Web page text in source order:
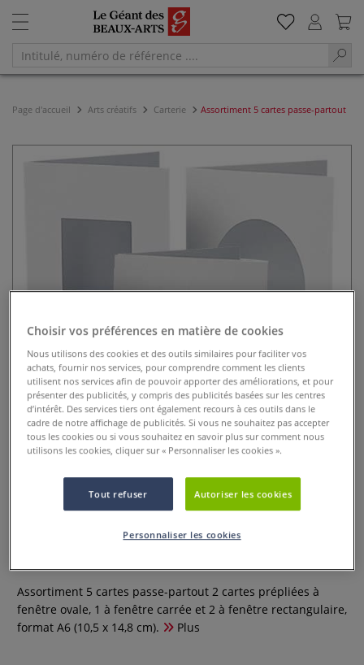
Page d'accueil Arts créatifs Carterie Assortiment 5 cartes passe-partout
Assortiment 5 cartes passe-
Assortiment 5 cartes passe-partout 2 cartes prépliées à
fenêtre ovale, 1 à fenêtre carrée et 2 à fenêtre rectangulaire,
format A6 (10,5 x 14,8 cm).
Plus
Choisir vos préférences en matière de cookies
Nous utilisons des cookies et des outils similaires pour faciliter vos
achats, fournir nos services, pour comprendre comment les clients
utilisent nos services afin de pouvoir apporter des améliorations, et pour
présenter des publicités, y compris des publicités basées sur les centres
d’intérêt. Des services tiers ont également recours à ces outils dans le
cadre de notre affichage de publicités. Si vous ne souhaitez pas accepter
tous les cookies ou si vous souhaitez en savoir plus sur comment nous
utilisons les cookies, cliquer sur « Personnaliser les cookies ».
Tout refuser Autoriser les cookies
Personnaliser les cookies